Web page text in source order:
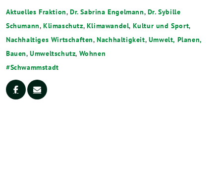
Aktuelles Fraktion,Dr. Sabrina Engelmann, Dr. Sybille
Schumann,Klimaschutz, Klimawandel, Kultur und Sport,
Nachhaltiges Wirtschaften,Nachhaltigkeit, Umwelt, Planen,
Bauen,Umweltschutz, Wohnen
Schwammstadt